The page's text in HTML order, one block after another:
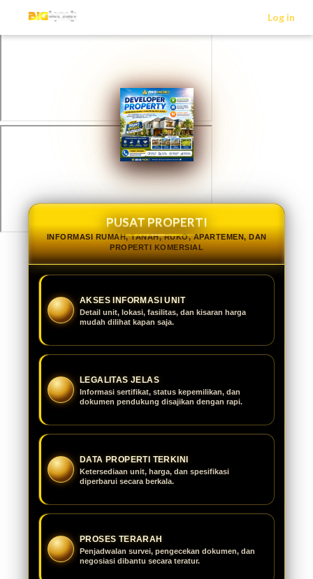
Log in
PUSAT PROPERTI
INFORMASI RUMAH, TANAH, RUKO, APARTEMEN, DAN
PROPERTI KOMERSIAL
AKSES INFORMASI UNIT
Detail unit, lokasi, fasilitas, dan kisaran harga
mudah dilihat kapan saja.
LEGALITAS JELAS
Informasi sertifikat, status kepemilikan, dan
dokumen pendukung disajikan dengan rapi.
DATA PROPERTI TERKINI
Ketersediaan unit, harga, dan spesifikasi
diperbarui secara berkala.
PROSES TERARAH
Penjadwalan survei, pengecekan dokumen, dan
negosiasi dibantu secara teratur.